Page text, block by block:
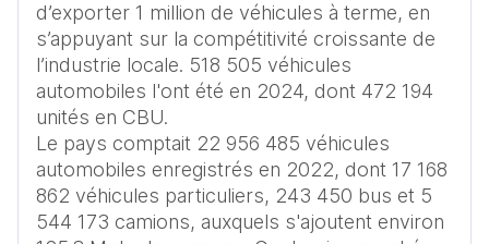
d’exporter 1 million de véhicules à terme, en
s’appuyant sur la compétitivité croissante de
l’industrie locale. 518 505 véhicules
automobiles l'ont été en 2024, dont 472 194
unités en CBU.
Le pays comptait 22 956 485 véhicules
automobiles enregistrés en 2022, dont 17 168
862 véhicules particuliers, 243 450 bus et 5
544 173 camions, auxquels s'ajoutent environ